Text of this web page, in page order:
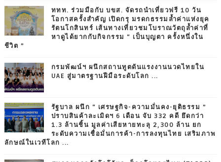
ททท. ร่วมมือกับ บขส. จัดรถนำเที่ยวฟรี 10 วัน
โอกาสครั้งสำคัญ เปิดกรุ มรดกธรรมล้ำค่าแห่งยุค
รัตนโกสินทร์ เส้นทางเที่ยวชมโบราณวัตถุล้ำค่าที่
หาดูได้ยากกับกิจกรรม “ เป็นบุญตา ครั้งหนึ่งใน
ชีวิต ”
กรมพัฒน์ฯ ผนึกสถานทูตดันแรงงานนวดไทยใน
UAE สู่มาตรฐานฝีมือระดับโลก ...
รัฐบาล ผนึก “ เศรษฐกิจ-ความมั่นคง-ยุติธรรม ”
ปราบสินค้าละเมิดฯ 6 เดือน จับ 332 คดี ยึดกว่า
1.3 ล้านชิ้น มูลค่าเสียหายทะลุ 2,300 ล้าน ยก
ระดับความเชื่อมั่นการค้า-การลงทุนไทย เสริมภาพ
ลักษณ์ในเวทีโลก ...